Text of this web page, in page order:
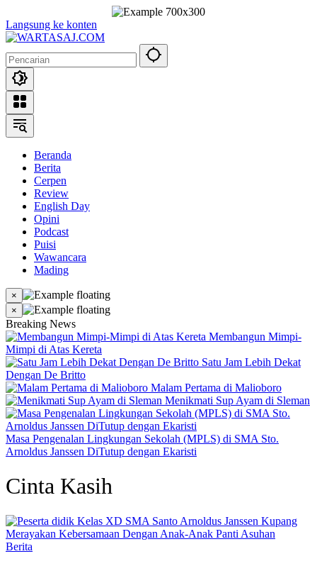
Langsung ke konten
Beranda
Berita
Cerpen
Review
English Day
Opini
Podcast
Puisi
Wawancara
Mading
×
×
Breaking News
Membangun Mimpi-
Mimpi di Atas Kereta
Satu Jam Lebih Dekat
Dengan De Britto
Malam Pertama di Malioboro
Menikmati Sup Ayam di Sleman
Masa Pengenalan Lingkungan Sekolah (MPLS) di SMA Sto.
Arnoldus Janssen DiTutup dengan Ekaristi
Cinta Kasih
Berita